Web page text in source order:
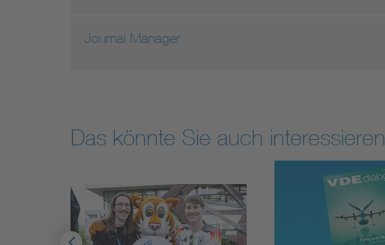
Journal Manager
Das könnte Sie auch interessieren